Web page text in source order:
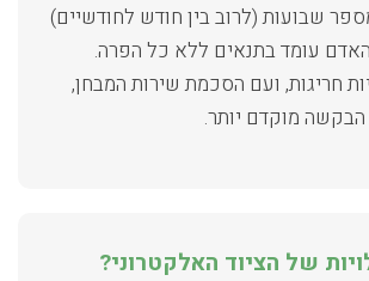
שבועות (לרוב בין חודש לחודשיים)
עומד בתנאים ללא כל הפרה.
חריגות, ועם הסכמת שירות המבחן,
הבקשה מוקדם יותר.
של הציוד האלקטרוני?